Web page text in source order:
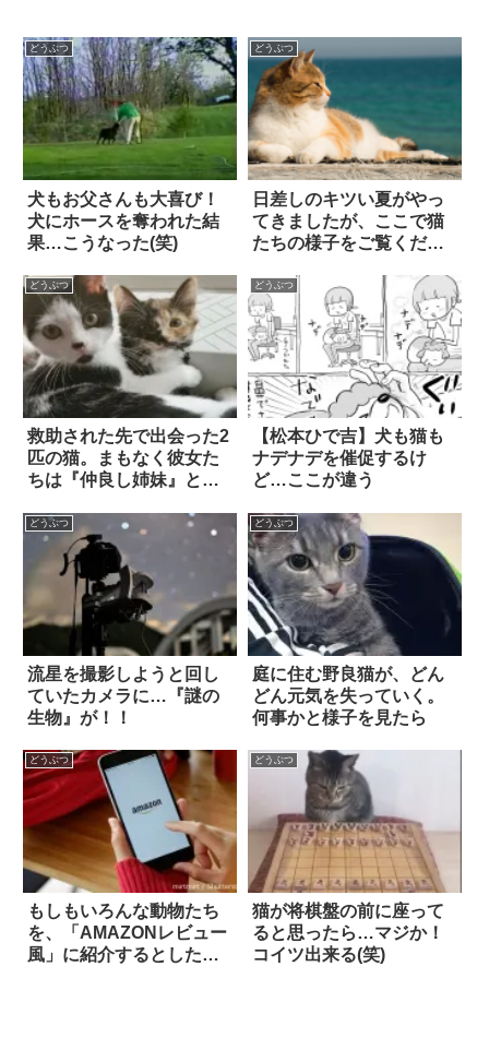
どうぶつ
犬もお父さんも大喜び！
犬にホースを奪われた結
果…こうなった(笑)
どうぶつ
日差しのキツい夏がやっ
てきましたが、ここで猫
たちの様子をご覧くださ
どうぶつ
救助された先で出会った2
匹の猫。まもなく彼女た
ちは『仲良し姉妹』とな
どうぶつ
【松本ひで吉】犬も猫も
ナデナデを催促するけ
ど…ここが違う
どうぶつ
流星を撮影しようと回し
ていたカメラに…『謎の
生物』が！！
どうぶつ
庭に住む野良猫が、どん
どん元気を失っていく。
何事かと様子を見たら
どうぶつ
もしもいろんな動物たち
を、「AMAZONレビュー
風」に紹介するとした
どうぶつ
猫が将棋盤の前に座って
ると思ったら…マジか！
コイツ出来る(笑)